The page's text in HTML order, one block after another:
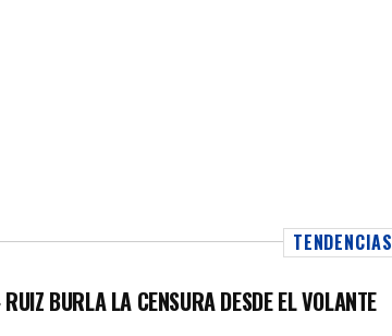
TENDENCIAS
BURLA LA CENSURA DESDE EL VOLANTE